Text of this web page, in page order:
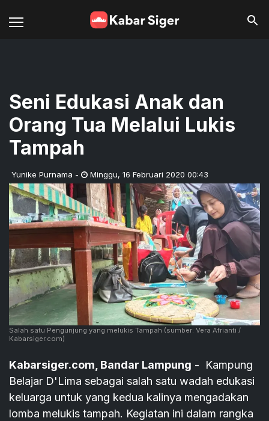
Seni Edukasi Anak dan
Orang Tua Melalui Lukis
Tampah
Yunike Purnama - Minggu, 16 Februari 2020 00:43
Salah satu Pengunjung yang melukis Tampah (sumber: Vera Afrianti /
Kabarsiger.com)
Kabarsiger.com, Bandar Lampung - Kampung
Belajar D'Lima sebagai salah satu wadah edukasi
keluarga untuk yang kedua kalinya mengadakan
lomba melukis tampah. Kegiatan ini dalam rangka